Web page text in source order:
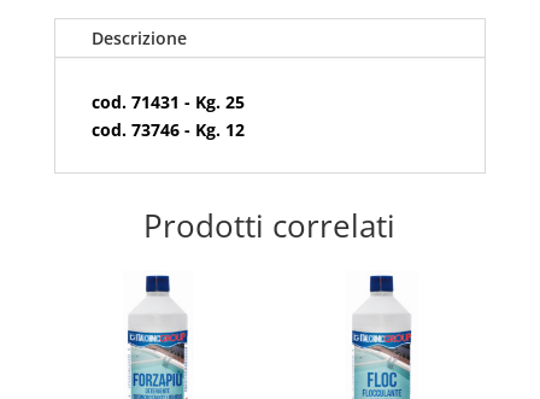
Descrizione
cod. 71431 - Kg. 25
cod. 73746 - Kg. 12
Prodotti correlati